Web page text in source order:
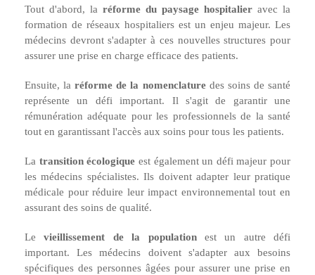
Tout d'abord, la réforme du paysage hospitalier avec la
formation de réseaux hospitaliers est un enjeu majeur. Les
médecins devront s'adapter à ces nouvelles structures pour
assurer une prise en charge efficace des patients.
Ensuite, laréforme de la nomenclaturedes soins de santé
représente un défi important. Il s'agit de garantir une
rémunération adéquate pour les professionnels de la santé
tout en garantissant l'accès aux soins pour tous les patients.
La transition écologique est également un défi majeur pour
les médecins spécialistes. Ils doivent adapter leur pratique
médicale pour réduire leur impact environnemental tout en
assurant des soins de qualité.
Levieillissement de la populationest un autre défi
important. Les médecins doivent s'adapter aux besoins
spécifiques des personnes âgées pour assurer une prise en